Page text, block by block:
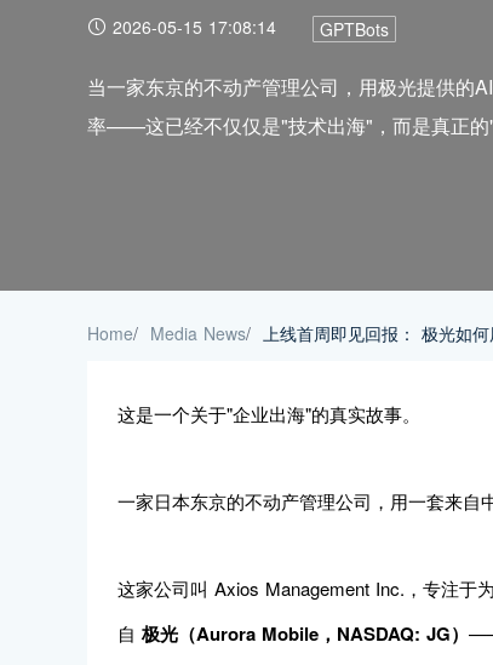
2026-05-15 17:08:14 GPTBots
当一家东京的不动产管理公司，用极光提供的
率——这已经不仅仅是"技术出海"，而是真正的"
Home/ Media News/ 上线首周即见回报： 极光如
这是一个关于"企业出海"的真实故事。
一家日本东京的不动产管理公司，用一套来自
这家公司叫 Axios Management Inc.，专注于
自 极光（Aurora Mobile，NASDAQ: JG）